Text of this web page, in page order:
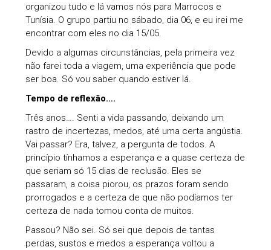
organizou tudo e lá vamos nós para Marrocos e
Tunísia. O grupo partiu no sábado, dia 06, e eu irei me
encontrar com eles no dia 15/05.
Devido a algumas circunstâncias, pela primeira vez
não farei toda a viagem, uma experiência que pode
ser boa. Só vou saber quando estiver lá.
Tempo de reflexão….
Três anos…. Senti a vida passando, deixando um
rastro de incertezas, medos, até uma certa angústia.
Vai passar? Era, talvez, a pergunta de todos. A
princípio tínhamos a esperança e a quase certeza de
que seriam só 15 dias de reclusão. Eles se
passaram, a coisa piorou, os prazos foram sendo
prorrogados e a certeza de que não podíamos ter
certeza de nada tomou conta de muitos.
Passou? Não sei. Só sei que depois de tantas
perdas, sustos e medos a esperança voltou a